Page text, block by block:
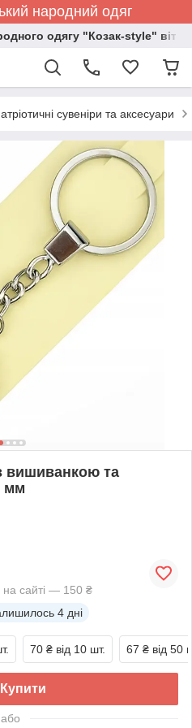
народний одяг
одягу "Козак-style"
сувеніри та аксесуари
вишиванкою та
мм
на сайті — 150 ₴
4 дні
70 ₴ від 10 шт. 67 ₴ від 50
Купити
або